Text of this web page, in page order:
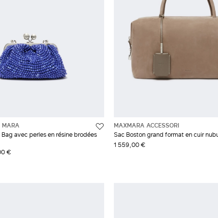
MARA
avec perles en résine brodées
€
MAXMARA ACCESSORI
Sac Boston grand format en cuir
1 559,00 €